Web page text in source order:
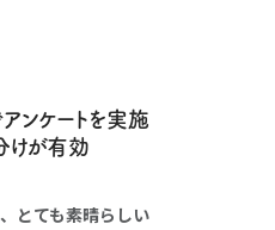
アンケートを実施
けが有効
とても素晴らしい